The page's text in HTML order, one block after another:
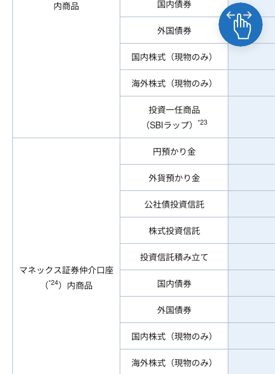
内商品 国内債券
外国債券
国内株式（現物のみ）
海外株式（現物のみ）
投資一任商品
（SBIラップ） *23
マネックス証券仲介口座
（*24）内商品
円預かり金
外貨預かり金
公社債投資信託
株式投資信託
投資信託積み立て
国内債券
外国債券
国内株式（現物のみ）
海外株式（現物のみ）